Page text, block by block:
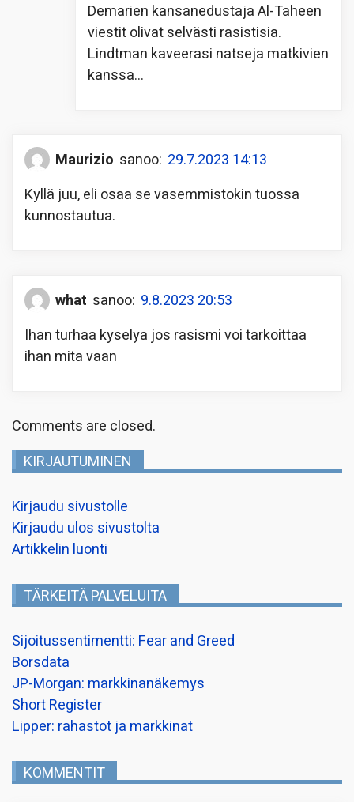
Demarien kansanedustaja Al-Taheen
viestit olivat selvästi rasistisia.
Lindtman kaveerasi natseja matkivien
kanssa…
Maurizio sanoo: 29.7.2023 14:13
Kyllä juu, eli osaa se vasemmistokin tuossa
kunnostautua.
what sanoo: 9.8.2023 20:53
Ihan turhaa kyselya jos rasismi voi tarkoittaa
ihan mita vaan
Comments are closed.
KIRJAUTUMINEN
Kirjaudu sivustolle
Kirjaudu ulos sivustolta
Artikkelin luonti
TÄRKEITÄ PALVELUITA
Sijoitussentimentti: Fear and Greed
Borsdata
JP-Morgan: markkinanäkemys
Short Register
Lipper: rahastot ja markkinat
KOMMENTIT